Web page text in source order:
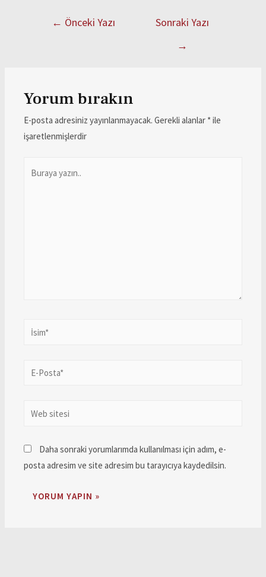
← Önceki Yazı
Sonraki Yazı
→
Yorum bırakın
E-posta adresiniz yayınlanmayacak. Gerekli alanlar *ile
işaretlenmişlerdir
Daha sonraki yorumlarımda kullanılması için adım, e-
posta adresim ve site adresim bu tarayıcıya kaydedilsin.